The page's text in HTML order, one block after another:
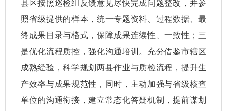
县区按照巡检组反馈意见尽快完成问题整改，并参
照省级提供的样本，统一专题资料、过程数据、最
终成果目录与格式，保障成果连续性、一致性；三
是优化流程质控，强化沟通培训。充分借鉴市辖区
成熟经验，科学规划两县作业与质检流程，提升生
产效率与成果规范性，同时，主动加强与省级核查
单位的沟通衔接，建立常态化答疑机制，提前谋划